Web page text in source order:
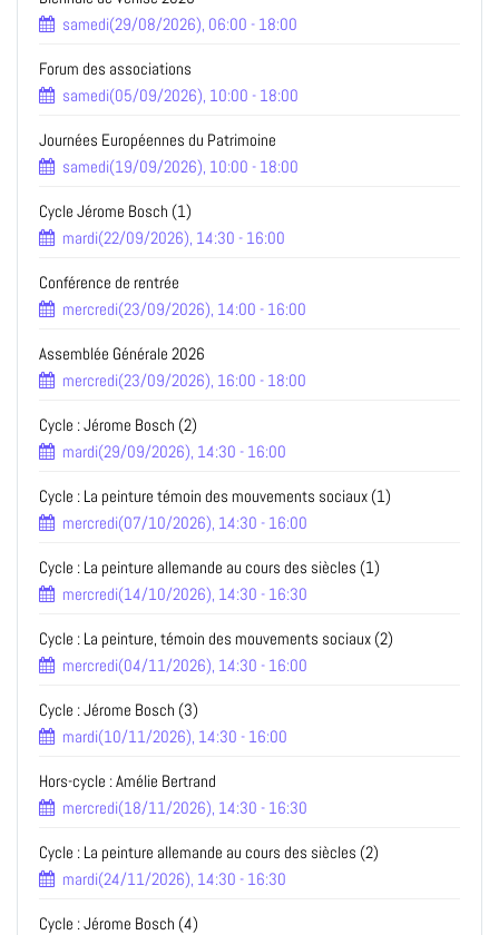
samedi(29/08/2026), 06:00 - 18:00
Forum des associations
samedi(05/09/2026), 10:00 - 18:00
Journées Européennes du Patrimoine
samedi(19/09/2026), 10:00 - 18:00
Cycle Jérome Bosch (1)
mardi(22/09/2026), 14:30 - 16:00
Conférence de rentrée
mercredi(23/09/2026), 14:00 - 16:00
Assemblée Générale 2026
mercredi(23/09/2026), 16:00 - 18:00
Cycle : Jérome Bosch (2)
mardi(29/09/2026), 14:30 - 16:00
Cycle : La peinture témoin des mouvements sociaux (1)
mercredi(07/10/2026), 14:30 - 16:00
Cycle : La peinture allemande au cours des siècles (1)
mercredi(14/10/2026), 14:30 - 16:30
Cycle : La peinture, témoin des mouvements sociaux (2)
mercredi(04/11/2026), 14:30 - 16:00
Cycle : Jérome Bosch (3)
mardi(10/11/2026), 14:30 - 16:00
Hors-cycle : Amélie Bertrand
mercredi(18/11/2026), 14:30 - 16:30
Cycle : La peinture allemande au cours des siècles (2)
mardi(24/11/2026), 14:30 - 16:30
Cycle : Jérome Bosch (4)